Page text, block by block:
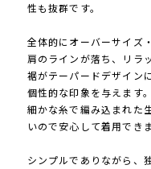
性も抜群です。
全体的にオーバーサイズ
肩のラインが落ち、リラ
裾がテーパードデザイン
個性的な印象を与えます。
細かな糸で編み込まれた
いので安心して着用できま
シンプルでありながら、